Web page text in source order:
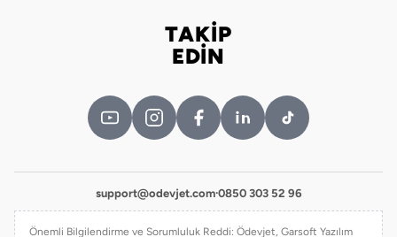
TAKİP
EDİN
support@odevjet.com·0850 303 52 96
Önemli Bilgilendirme ve Sorumluluk Reddi: Ödevjet, Garsoft Yazılım